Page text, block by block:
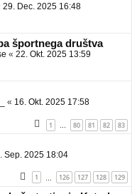
29. Dec. 2025 16:48
športnega društva
« 22. Okt. 2025 13:59
« 16. Okt. 2025 17:58
1 80 81 82 83
Sep. 2025 18:04
1 126 127 128 129